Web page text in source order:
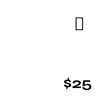
$25